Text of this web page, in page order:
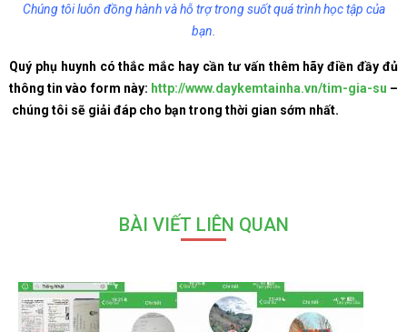
Chúng tôi luôn đồng hành và hỗ trợ trong suốt quá trình học tập của
bạn.
Quý phụ huynh có thắc mắc hay cần tư vấn thêm hãy điền đầy đủ
thông tin vào form này: http://www.daykemtainha.vn/tim-gia-su –
chúng tôi sẽ giải đáp cho bạn trong thời gian sớm nhất.
BÀI VIẾT LIÊN QUAN